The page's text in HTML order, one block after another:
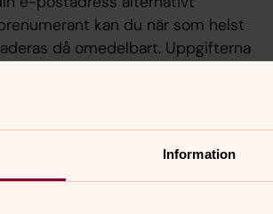
Information
kan du när som helst
då omedelbart. Uppgifterna
varje vecka.
till vårt dataskyddsombud finns här